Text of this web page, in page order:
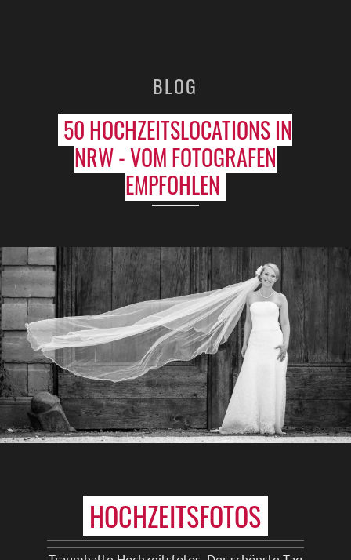
BLOG
50 HOCHZEITSLOCATIONS IN
NRW - VOM FOTOGRAFEN
EMPFOHLEN
HOCHZEITSFOTOS